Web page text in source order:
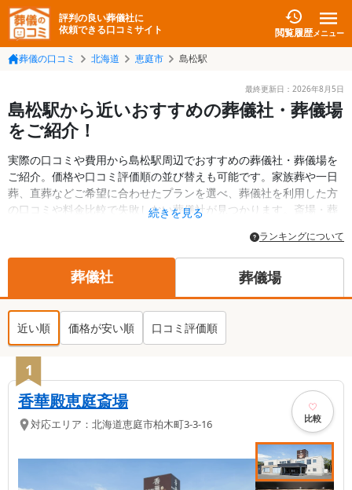
評判の良い葬儀社に
依頼できる口コミサイト
閲覧履歴メニュー
葬儀の口コミ 北海道 恵庭市 島松駅
最終更新日： 2026年8月5日
島松駅から近いおすすめの葬儀社・葬儀場
をご紹介！
実際の口コミや費用から島松駅周辺でおすすめの葬儀社・葬儀場を
ご紹介。価格や口コミ評価順の並び替えも可能です。家族葬や一日
葬、直葬などご希望に合わせたプランを選べ、葬儀社を利用した方
の口コミや料金比較で失敗しない葬儀社が見つかります。斎場・葬
も掲載しています。24時間の相談受付で深夜・早朝でも対応可能で
す。
続きを見る
ランキングについて
葬儀社 葬儀場
近い順 価格が安い順 口コミ評価順
1
香華殿恵庭斎場
対応エリア： 北海道恵庭市柏木町3-3-16 比較